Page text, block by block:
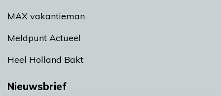
MAX vakantieman
Meldpunt Actueel
Heel Holland Bakt
Nieuwsbrief